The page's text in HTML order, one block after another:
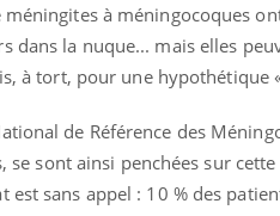
à méningocoques
dans la nuque... mais elles
à tort, pour une hypothétique
de Référence des
se sont ainsi penchées sur
est sans appel : 10 % des
Youtube
Diabète & Ramadan